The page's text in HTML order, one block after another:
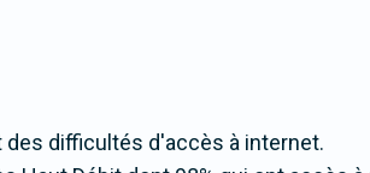
des difficultés d'accès à internet.